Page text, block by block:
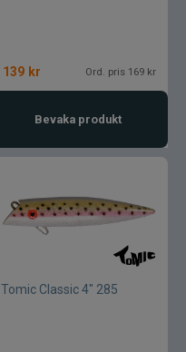
139 kr Ord. pris 169 kr
Bevaka produkt
Tomic Classic 4" 285